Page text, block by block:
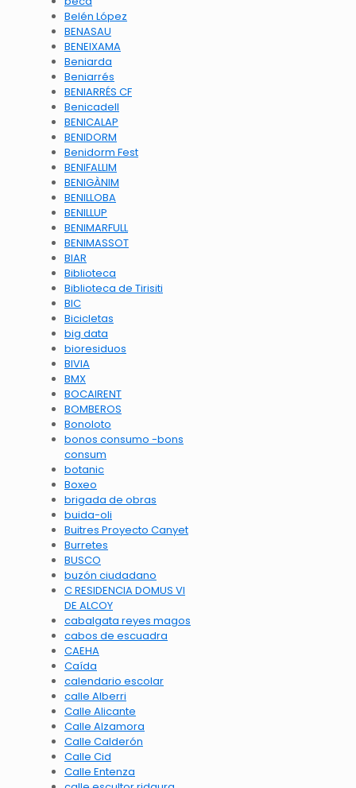
Belén López
BENASAU
BENEIXAMA
Beniarda
Beniarrés
BENIARRÉS CF
Benicadell
BENICALAP
BENIDORM
Benidorm Fest
BENIFALLIM
BENIGÀNIM
BENILLOBA
BENILLUP
BENIMARFULL
BENIMASSOT
BIAR
Biblioteca
Biblioteca de Tirisiti
BIC
Bicicletas
big data
bioresiduos
BIVIA
BMX
BOCAIRENT
BOMBEROS
Bonoloto
bonos consumo -bons
consum
botanic
Boxeo
brigada de obras
buida-oli
Buitres Proyecto Canyet
Burretes
BUSCO
buzón ciudadano
C RESIDENCIA DOMUS VI
DE ALCOY
cabalgata reyes magos
cabos de escuadra
CAEHA
Caída
calendario escolar
calle Alberri
Calle Alicante
Calle Alzamora
Calle Calderón
Calle Cid
Calle Entenza